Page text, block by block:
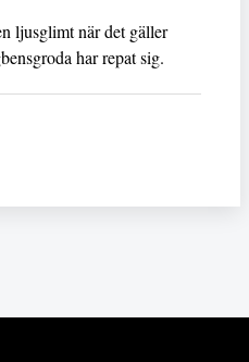
ljusglimt när det gäller
har repat sig.